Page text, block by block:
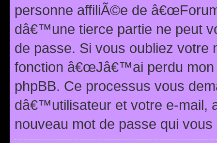
personne affiliÃ©e de
dâ€™une tierce partie ne peut
de passe. Si vous oubliez votre
fonction â€œJâ€™ai perdu mon
phpBB. Ce processus vous
dâ€™utilisateur et votre e-mail,
nouveau mot de passe qui